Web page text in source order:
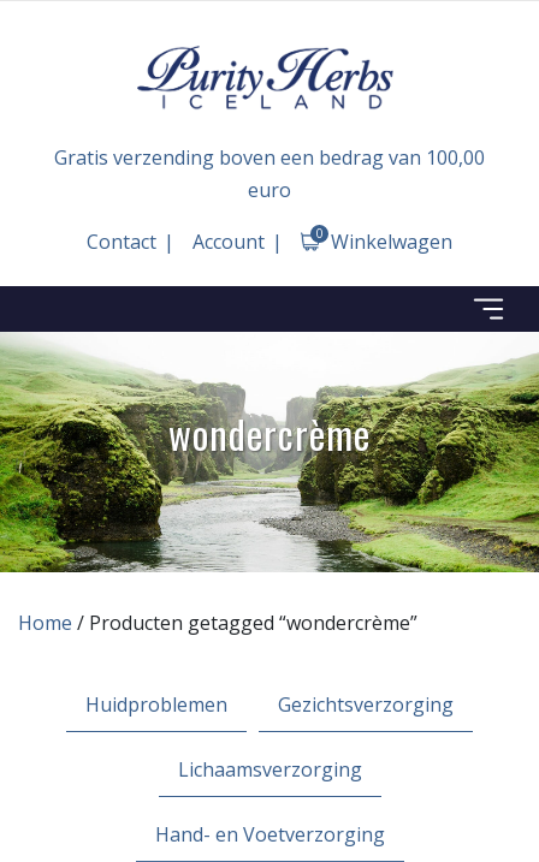
Gratis verzending boven een bedrag van 100,00
euro
Contact
Account Winkelwagen
0
wondercrème
Home / Producten getagged “wondercrème”
Huidproblemen Gezichtsverzorging
Lichaamsverzorging
Hand- en Voetverzorging